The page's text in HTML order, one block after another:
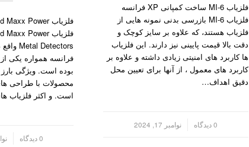
فلزیاب MI-6 ساخت کمپانی XP فرانسه
فلزیاب MI-6 بازرسی بدنی نمونه هایی از
فلزیاب هستند، که علاوه بر سایز کوچک و
دقت بالا قیمت پایینی نیز دارند. این فلزیاب
ها کاربرد های امنیتی زیادی داشته و علاوه بر
کاربرد های معمول ، از آنها برای تعیین محل
دقیق اهداف…
0 دیدگاه نوامبر 17, 2024
فرانسه همواره یکی
بوده است. ویژگی
محصولات با طراحی
است. و اکثر فلزیاب
0 دیدگاه